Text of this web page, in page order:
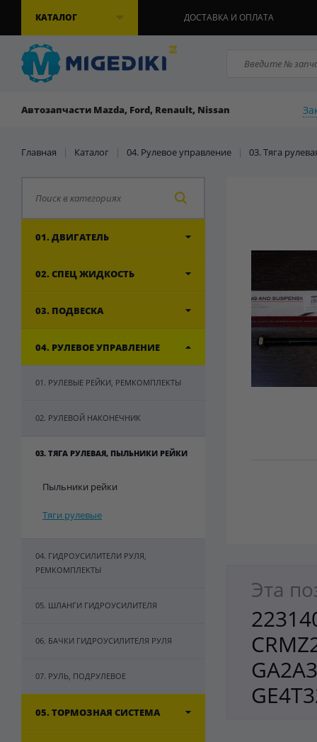
КАТАЛОГ ДОСТАВКА И ОПЛАТА
Автозапчасти Mazda, Ford, Renault, Nissan
Главная | Каталог | 04. Рулевое управление | 03. Тяга
01. ДВИГАТЕЛЬ
02. СПЕЦ ЖИДКОСТЬ
03. ПОДВЕСКА
04. РУЛЕВОЕ УПРАВЛЕНИЕ
01. РУЛЕВЫЕ РЕЙКИ, РЕМКОМПЛЕКТЫ
02. РУЛЕВОЙ НАКОНЕЧНИК
03. ТЯГА РУЛЕВАЯ, ПЫЛЬНИКИ РЕЙКИ
Пыльники рейки
Тяги рулевые
04. ГИДРОУСИЛИТЕЛИ РУЛЯ,
РЕМКОМПЛЕКТЫ
05. ШЛАНГИ ГИДРОУСИЛИТЕЛЯ
06. БАЧКИ ГИДРОУСИЛИТЕЛЯ РУЛЯ
07. РУЛЬ, ПОДРУЛЕВОЕ
05. ТОРМОЗНАЯ СИСТЕМА
Эта